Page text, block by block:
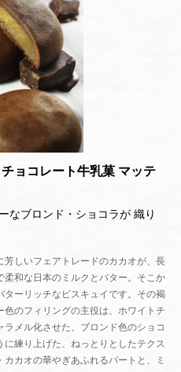
ちろんのこと、
史、
との真の意義を、しっかりと継承し
ばいけないこと、
う菓子に込めたのだ。
とはまったく異なるアプローチのお
中で表現できるものではない。
きれるものではない。
、と感じた。
こと、
いて、
～そんな決意の表れなのだ。
「hanare」横の小道の角を曲がって
トランスと、風格ある木の看板。
うに広がる苔。
ョコレート牛乳菓 マッテ
なブロンド・ショコラが 織り
しいフェアトレードのカカオが、長
和な日本のミルクとバター。そこか
ターリッチなビスキュイです。その褐
のフィリングの主役は、ホワイトチ
メル化させた、ブロンド色のショコ
練り上げた、ねっとりとしたテクス
カオの華やぎあふれるパートと、ミ